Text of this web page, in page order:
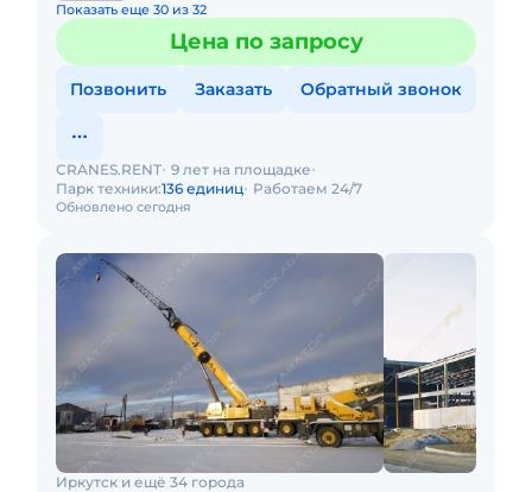
Показать еще 30 из 32
Цена по запросу
Позвонить Заказать Обратный звонок
Обновлено сегодня
CRANES.RENT 9 лет на площадке
Парк техники:136 единиц Работаем 24/7
Иркутск и ещё 34 города